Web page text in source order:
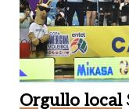
Orgullo local